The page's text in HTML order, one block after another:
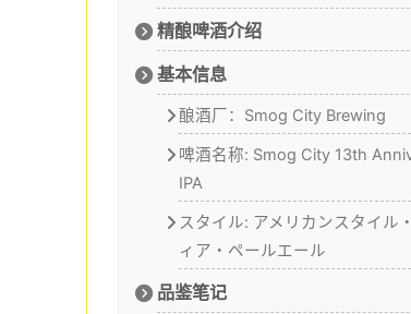
精酿啤酒介绍
基本信息
酿酒厂：Smog City Brewing
啤酒名称: Smog City 13th
IPA
スタイル: アメリカンスタイル
ィア・ペールエール
品鉴笔记